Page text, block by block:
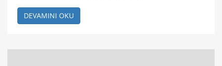
DEVAMINI OKU